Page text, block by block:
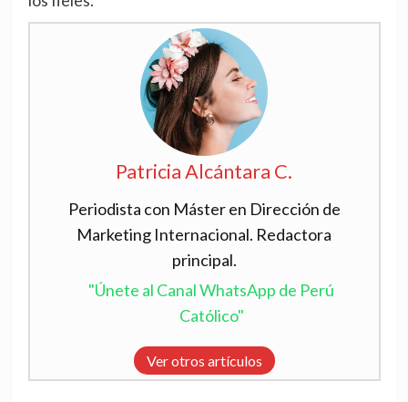
Patricia Alcántara C.
Periodista con Máster en Dirección de
Marketing Internacional. Redactora
principal.
"Únete al Canal WhatsApp de Perú
Católico"
Ver otros artículos